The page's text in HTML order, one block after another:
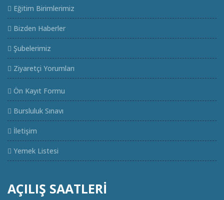
Eğitim Birimlerimiz
Bizden Haberler
Şubelerimiz
Ziyaretçi Yorumları
Ön Kayıt Formu
Bursluluk Sınavı
İletişim
Yemek Listesi
AÇILIŞ SAATLERİ